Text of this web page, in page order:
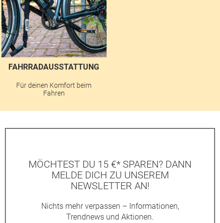
FAHRRADAUSSTATTUNG
Für deinen Komfort beim
Fahren
MÖCHTEST DU 15 €* SPAREN? DANN
MELDE DICH ZU UNSEREM
NEWSLETTER AN!
Nichts mehr verpassen – Informationen,
Trendnews und Aktionen.